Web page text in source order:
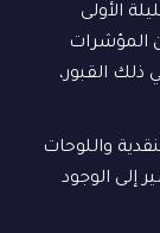
الأولى
المؤشرات
ذلك القبور،
واللوحات
إلى الوجود